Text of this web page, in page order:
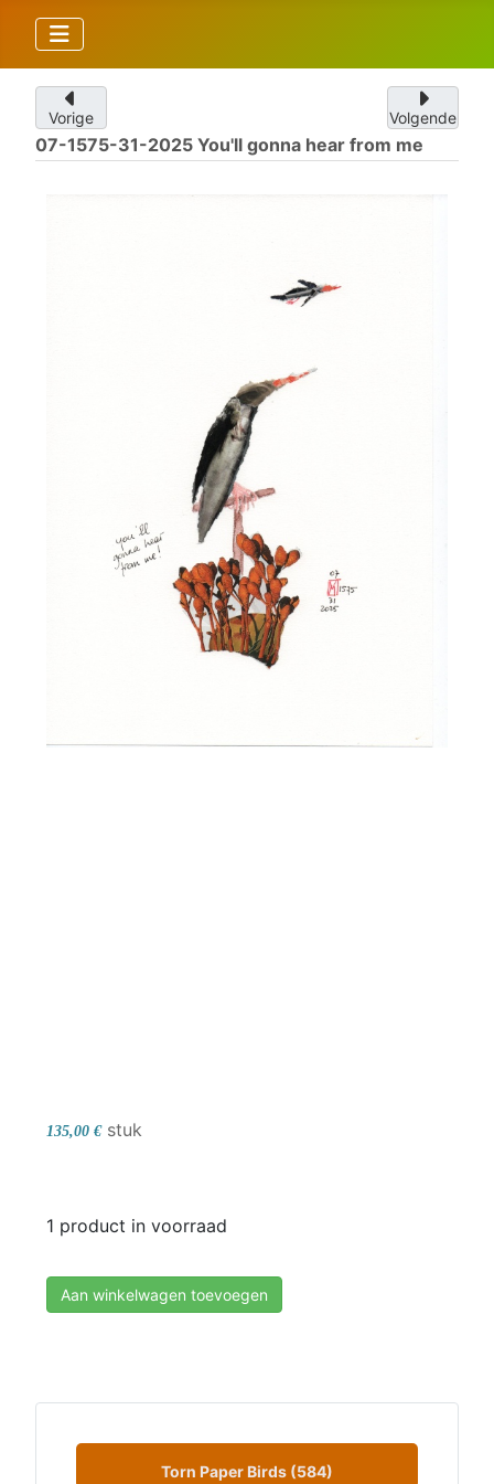
Vorige Volgende
07-1575-31-2025 You'll gonna hear from me
135,00 € stuk
1 product in voorraad
Aan winkelwagen toevoegen
Torn Paper Birds (584)